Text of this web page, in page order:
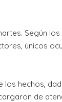
Según
únicos
hechos,
de